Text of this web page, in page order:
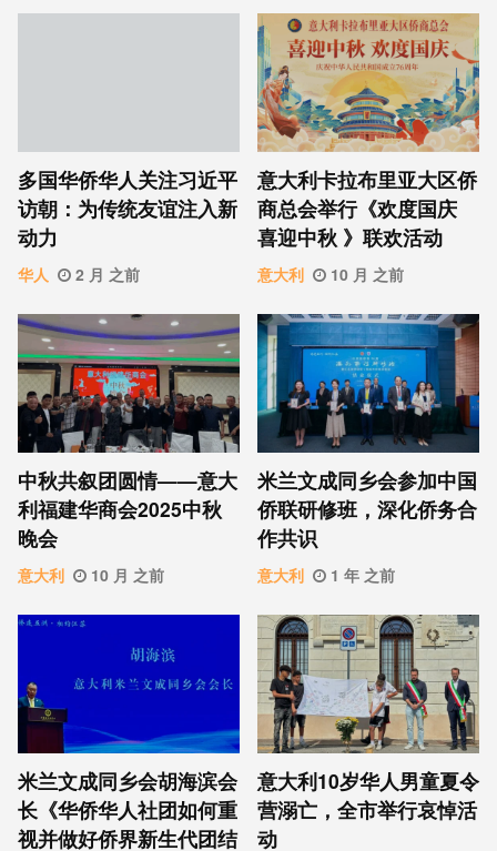
多国华侨华人关注习近平
访朝：为传统友谊注入新
动力
华人 2 月 之前
意⼤利卡拉布⾥亚大区侨
商总会举行《欢度国庆
喜迎中秋 》联欢活动
意大利 10 月 之前
中秋共叙团圆情——意大
利福建华商会2025中秋
晚会
意大利 10 月 之前
米兰文成同乡会参加中国
侨联研修班，深化侨务合
作共识
意大利 1 年 之前
米兰文成同乡会胡海滨会
长《华侨华人社团如何重
视并做好侨界新生代团结
意大利10岁华人男童夏令
营溺亡，全市举行哀悼活
动